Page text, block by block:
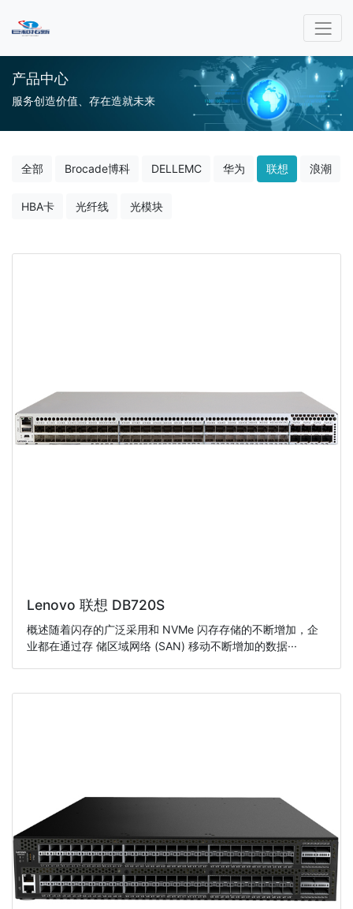
产品中心
服务创造价值、存在造就未来
全部 Brocade博科 DELLEMC 华为 联想 浪潮
HBA卡 光纤线 光模块
Lenovo 联想 DB720S
概述随着闪存的广泛采用和 NVMe 闪存存储的不断增加，企
业都在通过存 储区域网络 (SAN) 移动不断增加的数据···